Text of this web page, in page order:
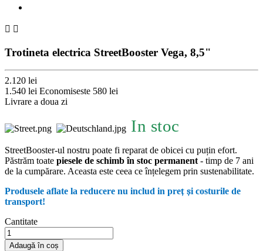
 
Trotineta electrica StreetBooster Vega, 8,5"
2.120 lei
1.540 lei Economiseste 580 lei
Livrare a doua zi
In stoc
StreetBooster-ul nostru poate fi reparat de obicei cu puțin efort.
Păstrăm toate piesele de schimb în stoc permanent- timp de 7 ani
de la cumpărare. Aceasta este ceea ce înțelegem prin sustenabilitate.
Produsele aflate la reducere nu includ in preț și costurile de
transport!
Cantitate
Adaugă în coș